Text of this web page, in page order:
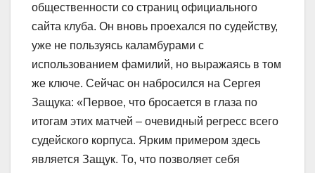
общественности со страниц официального
сайта клуба. Он вновь проехался по судейству,
уже не пользуясь каламбурами с
использованием фамилий, но выражаясь в том
же ключе. Сейчас он набросился на Сергея
Защука: «Первое, что бросается в глаза по
итогам этих матчей – очевидный регресс всего
судейского корпуса. Ярким примером здесь
является Защук. То, что позволяет себя